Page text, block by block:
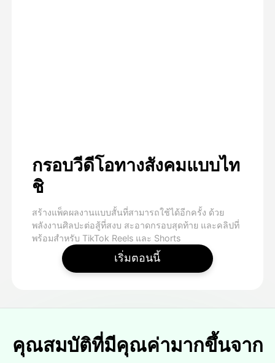
กรอบวีดีโอทางสังคมแบบไท
ชิ
สร้างแพ็คผลงานแบบสั้นที่สามารถใช้ได้อีกครั้ง ด้วย
พลังงานศิลปะต่อสู้ที่สงบ สะอาดกรอบสุดท้าย และคลิปที่
พร้อมสําหรับ TikTok Reels และ Shorts
เริ่มตอนนี้
คุณสมบัติที่มีคุณค่ามากขึ้นจาก